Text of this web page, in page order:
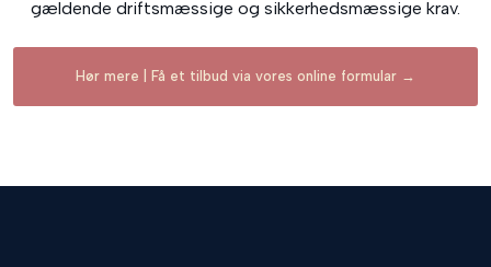
gældende driftsmæssige og sikkerhedsmæssige krav.​
Hør mere | Få et tilbud via vores online formular →